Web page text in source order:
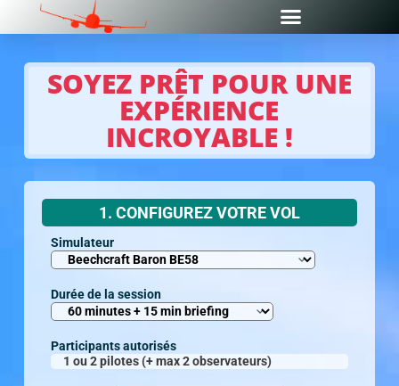
SOYEZ PRÊT POUR UNE
EXPÉRIENCE
INCROYABLE !
1. CONFIGUREZ VOTRE VOL
Simulateur
Durée de la session
Participants autorisés
1 ou 2 pilotes (+ max 2 observateurs)